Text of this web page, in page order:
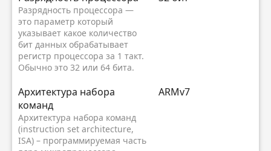
Разрядность процессора —
это параметр который
указывает какое количество
бит данных обрабатывает
регистр процессора за 1 такт.
Обычно это 32 или 64 бита.
Архитектура набора
команд
Архитектура набора команд
(instruction set architecture,
ISA) – программируемая часть
ARMv7